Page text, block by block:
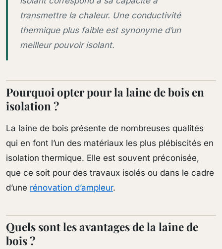
transmettre la chaleur. Une conductivité
thermique plus faible est synonyme d’un
meilleur pouvoir isolant.
Pourquoi opter pour la laine de bois en
isolation ?
La laine de bois présente de nombreuses qualités
qui en font l’un des matériaux les plus plébiscités en
isolation thermique. Elle est souvent préconisée,
que ce soit pour des travaux isolés ou dans le cadre
d’une rénovation d’ampleur.
Quels sont les avantages de la laine de
bois ?